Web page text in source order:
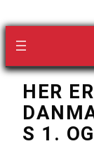
HER
S 1.